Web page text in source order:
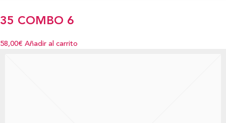
35 COMBO 6
58,00€ Añadir al carrito